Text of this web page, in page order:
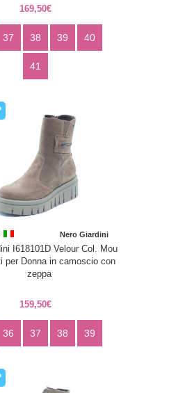
169,50€
37 38 39 40
41
Nero Giardini
I618101D Velour Col. Mou
per Donna in camoscio con
zeppa
159,50€
36 37 38 39